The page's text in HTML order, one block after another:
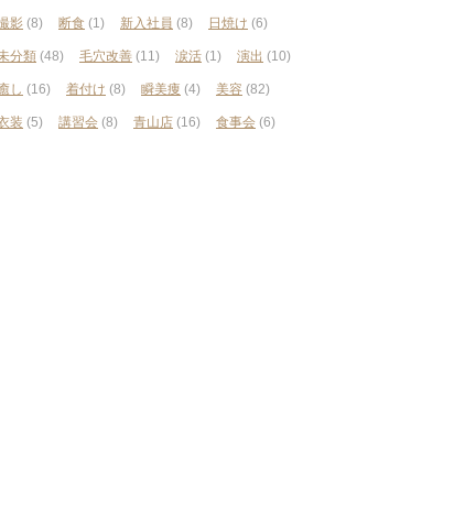
影 (8) 断食 (1) 新入社員 (8) 日焼け (6)
分類 (48) 毛穴改善 (11) 涙活 (1) 演出 (10)
し (16) 着付け (8) 瞬美痩 (4) 美容 (82)
装 (5) 講習会 (8) 青山店 (16) 食事会 (6)